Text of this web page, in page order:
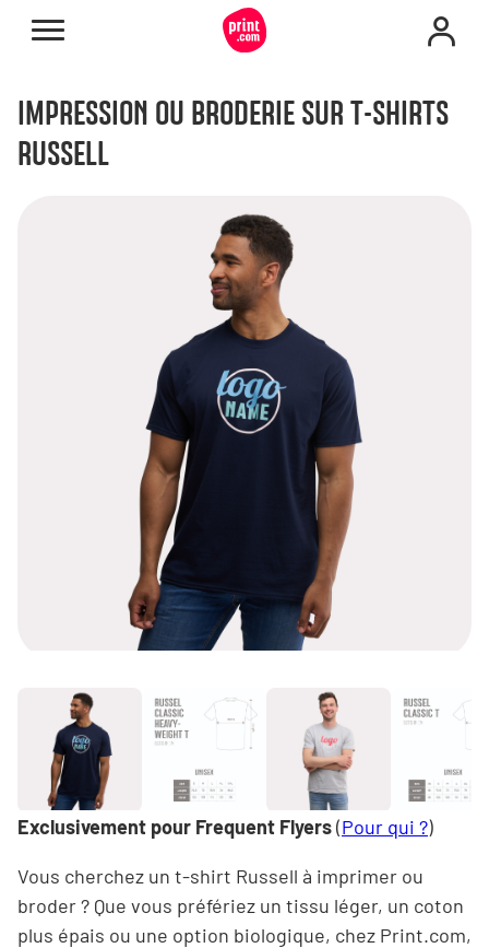
IMPRESSION OU BRODERIE SUR T-SHIRTS
RUSSELL
Exclusivement pour Frequent Flyers(Pour qui ?)
Vous cherchez un t-shirt Russell à imprimer ou
broder ? Que vous préfériez un tissu léger, un coton
plus épais ou une option biologique, chez Print.com,